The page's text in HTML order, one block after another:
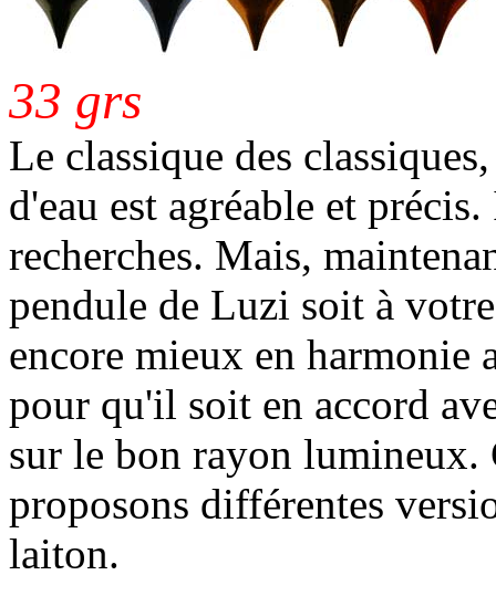
33 grs
Le classique des
d'eau est agréable et
recherches. Mais,
pendule de Luzi soit à
encore mieux en
pour qu'il soit en accord
sur le bon rayon lumineux.
proposons différentes
laiton.